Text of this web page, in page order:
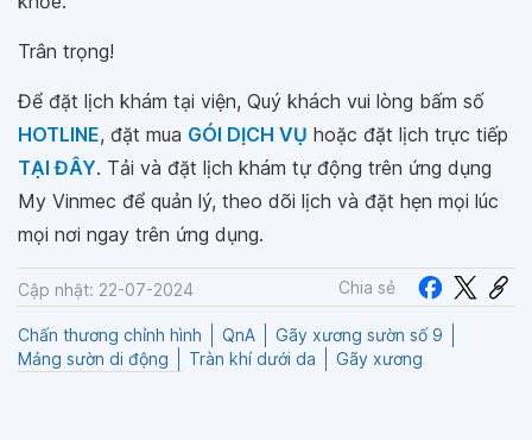
Trân trọng!
Để đặt lịch khám tại viện, Quý khách vui lòng bấm số
HOTLINE, đặt mua GÓI DỊCH VỤ hoặc đặt lịch trực tiếp
TẠI ĐÂY. Tải và đặt lịch khám tự động trên ứng dụng
My Vinmec để quản lý, theo dõi lịch và đặt hẹn mọi lúc
mọi nơi ngay trên ứng dụng.
Cập nhật: 22-07-2024 Chia sẻ
Chấn thương chỉnh hình QnA
Gãy xương sườn số 9
Mảng sườn di động
Tràn khí dưới da Gãy xương